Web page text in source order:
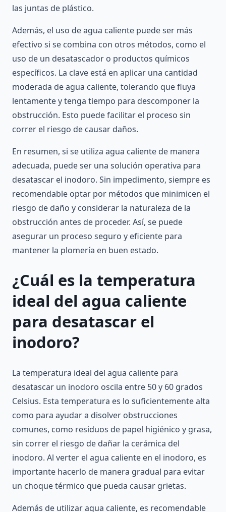
las juntas de plástico.
Además, el uso de agua caliente puede ser más
efectivo si se combina con otros métodos, como el
uso de un desatascador o productos químicos
específicos. La clave está en aplicar una cantidad
moderada de agua caliente, tolerando que fluya
lentamente y tenga tiempo para descomponer la
obstrucción. Esto puede facilitar el proceso sin
correr el riesgo de causar daños.
En resumen, si se utiliza agua caliente de manera
adecuada, puede ser una solución operativa para
desatascar el inodoro. Sin impedimento, siempre es
recomendable optar por métodos que minimicen el
riesgo de daño y considerar la naturaleza de la
obstrucción antes de proceder. Así, se puede
asegurar un proceso seguro y eficiente para
mantener la plomería en buen estado.
¿Cuál es la temperatura
ideal del agua caliente
para desatascar el
inodoro?
La temperatura ideal del agua caliente para
desatascar un inodoro oscila entre 50 y 60 grados
Celsius. Esta temperatura es lo suficientemente alta
como para ayudar a disolver obstrucciones
comunes, como residuos de papel higiénico y grasa,
sin correr el riesgo de dañar la cerámica del
inodoro. Al verter el agua caliente en el inodoro, es
importante hacerlo de manera gradual para evitar
un choque térmico que pueda causar grietas.
Además de utilizar agua caliente, es recomendable